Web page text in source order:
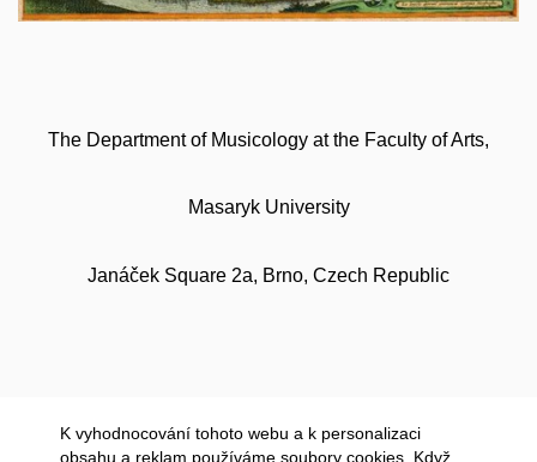
The Department of Musicology at the Faculty of Arts,
Masaryk University
Janáček Square 2a, Brno, Czech Republic
K vyhodnocování tohoto webu a k personalizaci
obsahu a reklam používáme soubory cookies. Když